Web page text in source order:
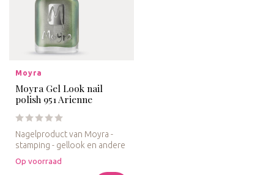
Moyra
Moyra Gel Look nail
polish 951 Arienne
Nagelproduct van Moyra -
stamping - gellook en andere
nail-art
Op voorraad